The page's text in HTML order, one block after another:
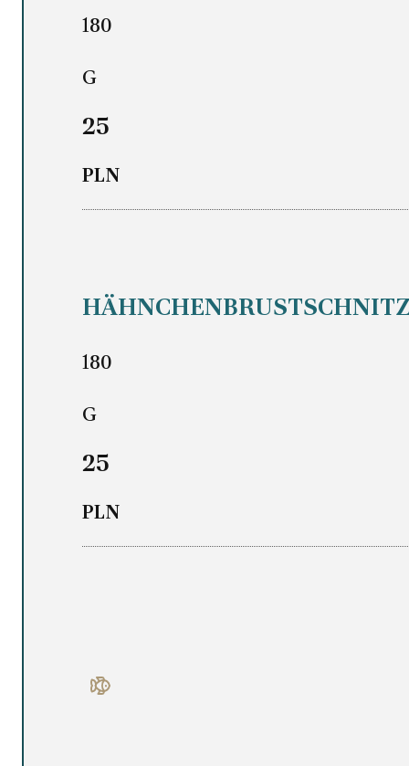
180
G
25
PLN
180
G
25
PLN